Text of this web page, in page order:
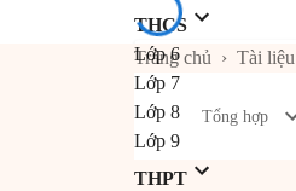
THCS
Lớp 6
Lớp 7
Lớp 8
Lớp 9
THPT
Trang chủ › Tài liệu
Tổng hợp